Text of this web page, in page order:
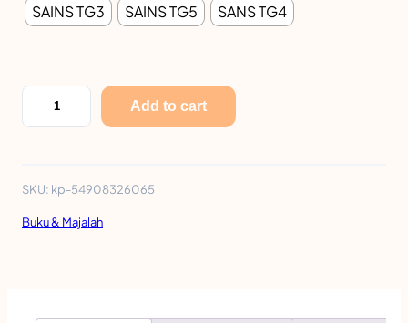
M
.
9
SAINS TG3 SAINS TG5 SANS TG4
X
E
L
Add to cart
SKU: kp-54908326065
Buku & Majalah